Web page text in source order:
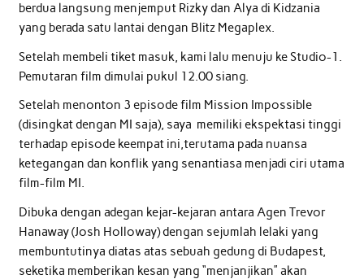
berdua langsung menjemput Rizky dan Alya di Kidzania
yang berada satu lantai dengan Blitz Megaplex.
Setelah membeli tiket masuk, kami lalu menuju ke Studio-1.
Pemutaran film dimulai pukul 12.00 siang.
Setelah menonton 3 episode film Mission Impossible
(disingkat dengan MI saja), saya memiliki ekspektasi tinggi
terhadap episode keempat ini,terutama pada nuansa
ketegangan dan konflik yang senantiasa menjadi ciri utama
film-film MI.
Dibuka dengan adegan kejar-kejaran antara Agen Trevor
Hanaway (Josh Holloway) dengan sejumlah lelaki yang
membuntutinya diatas atas sebuah gedung di Budapest,
seketika memberikan kesan yang “menjanjikan” akan